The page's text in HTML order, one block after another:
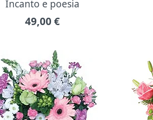
Incanto e poesia
49,00 €